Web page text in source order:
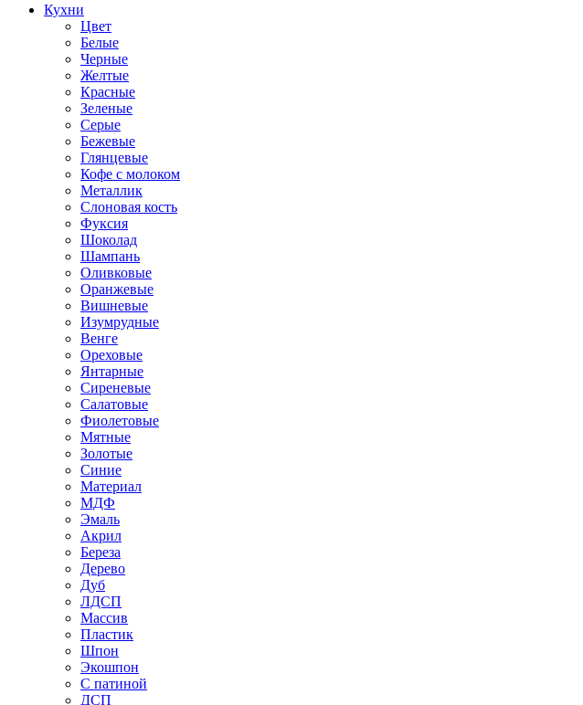
Кухни
Цвет
Белые
Черные
Желтые
Красные
Зеленые
Серые
Бежевые
Глянцевые
Кофе с молоком
Металлик
Слоновая кость
Фуксия
Шоколад
Шампань
Оливковые
Оранжевые
Вишневые
Изумрудные
Венге
Ореховые
Янтарные
Сиреневые
Салатовые
Фиолетовые
Мятные
Золотые
Синие
Материал
МДФ
Эмаль
Акрил
Береза
Дерево
Дуб
ЛДСП
Массив
Пластик
Шпон
Экошпон
С патиной
ДСП